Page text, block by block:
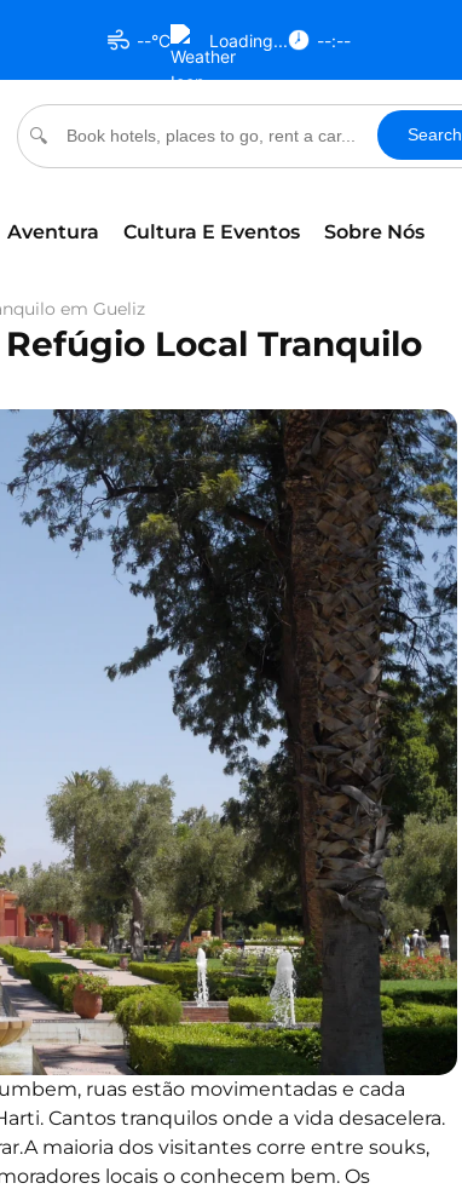
--°C Loading... --:--
🔍 Search
Aventura Cultura E Eventos Sobre Nós
em Gueliz
Local Tranquilo
ruas estão movimentadas e cada
Cantos tranquilos onde a vida desacelera.
A maioria dos visitantes corre entre souks,
locais o conhecem bem. Os